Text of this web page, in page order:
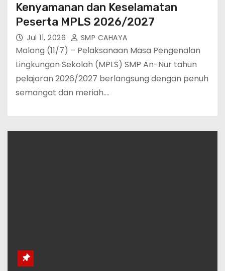
Kenyamanan dan Keselamatan
Peserta MPLS 2026/2027
Jul 11, 2026 SMP CAHAYA
Malang (11/7) – Pelaksanaan Masa Pengenalan
Lingkungan Sekolah (MPLS) SMP An-Nur tahun
pelajaran 2026/2027 berlangsung dengan penuh
semangat dan meriah.…